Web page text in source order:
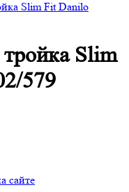
Slim
579
сайте